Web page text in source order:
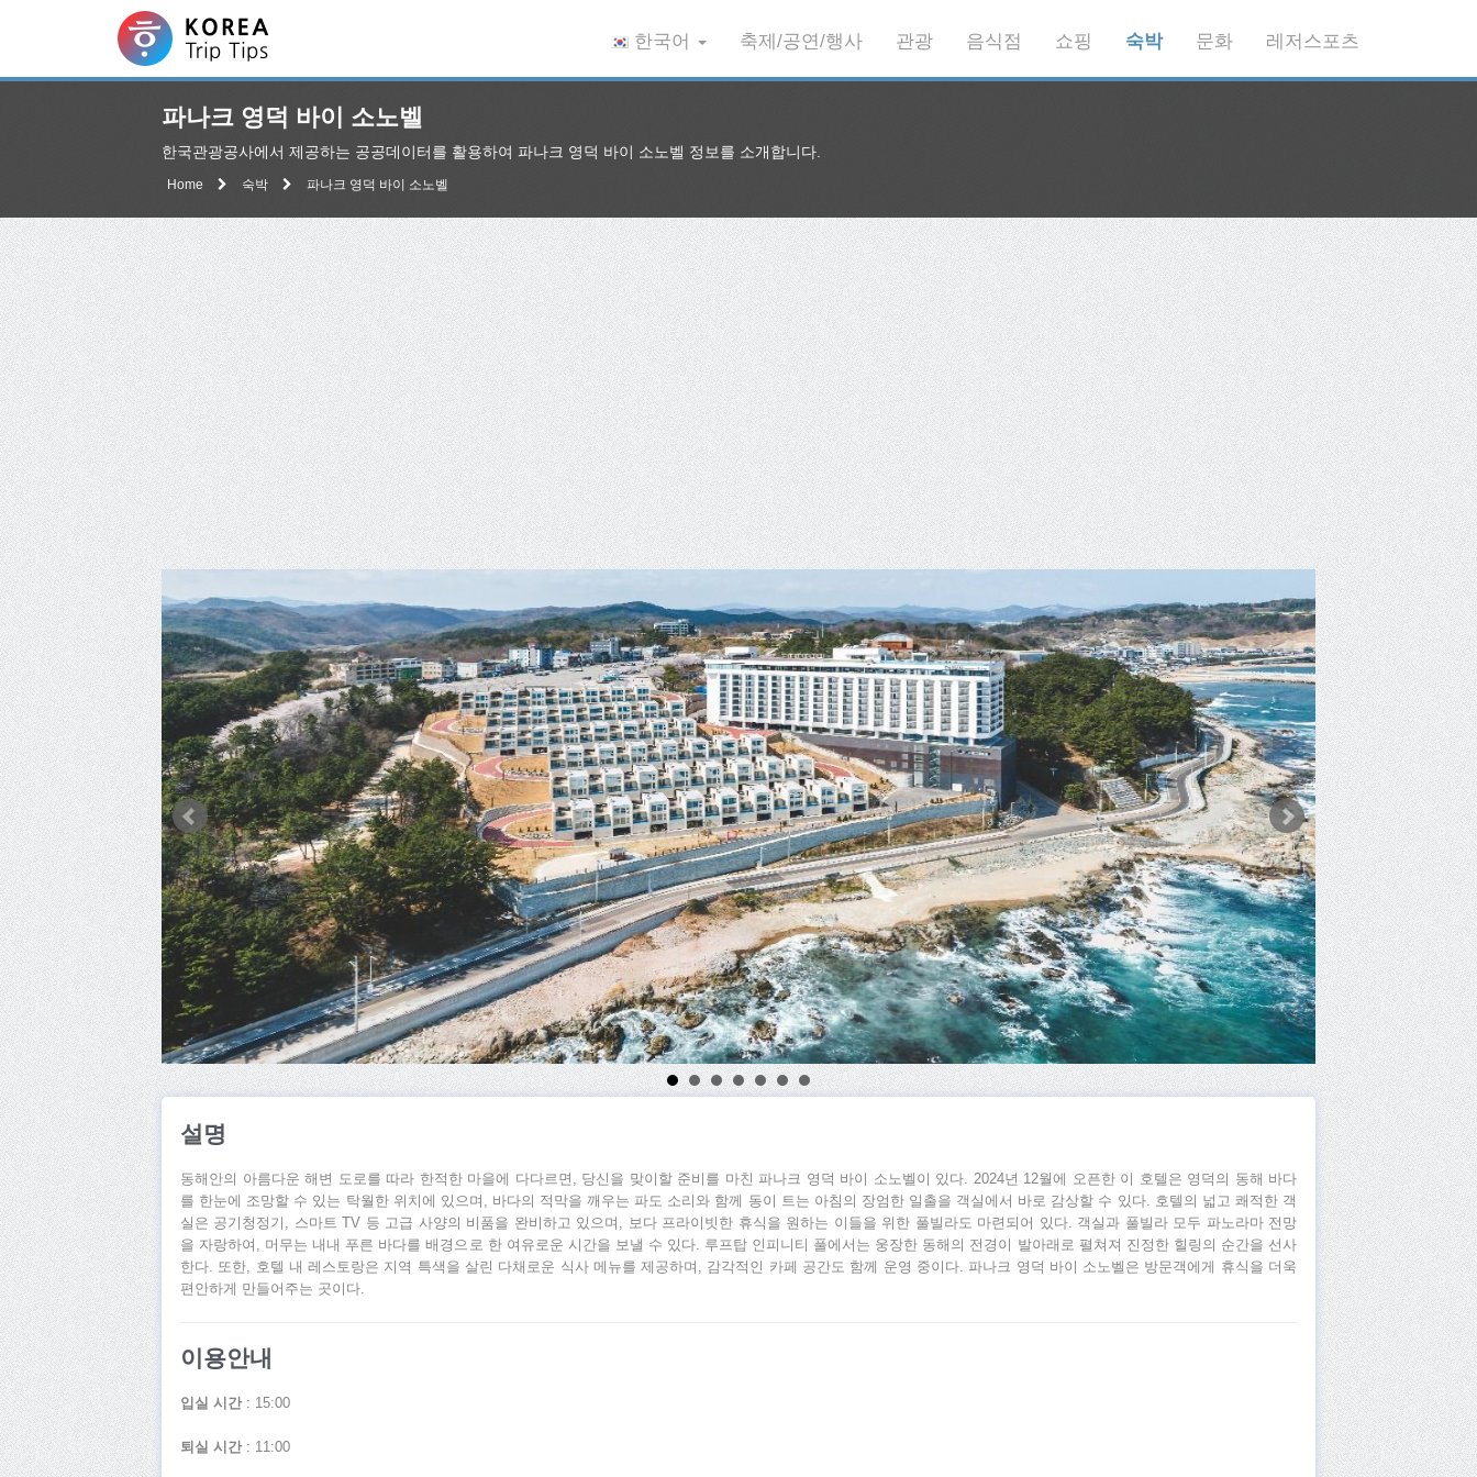
한국어 축제/공연/행사 관광 음식점 쇼핑 숙박 문화 레저스포츠
파나크 영덕 바이 소노벨
한국관광공사에서 제공하는 공공데이터를 활용하여 파나크 영덕 바이 소노벨 정보를 소개합니다.
Home 숙박 파나크 영덕 바이 소노벨
설명
동해안의 아름다운 해변 도로를 따라 한적한 마을에 다다르면, 당신을 맞이할 준비를 마친 파나크 영덕 바이 소노벨이 있다. 2024년 12월에 오픈한 이 호텔은 영덕의 동해 바다
를 한눈에 조망할 수 있는 탁월한 위치에 있으며, 바다의 적막을 깨우는 파도 소리와 함께 동이 트는 아침의 장엄한 일출을 객실에서 바로 감상할 수 있다. 호텔의 넓고 쾌적한 객
실은 공기청정기, 스마트 TV 등 고급 사양의 비품을 완비하고 있으며, 보다 프라이빗한 휴식을 원하는 이들을 위한 풀빌라도 마련되어 있다. 객실과 풀빌라 모두 파노라마 전망
을 자랑하여, 머무는 내내 푸른 바다를 배경으로 한 여유로운 시간을 보낼 수 있다. 루프탑 인피니티 풀에서는 웅장한 동해의 전경이 발아래로 펼쳐져 진정한 힐링의 순간을 선사
한다. 또한, 호텔 내 레스토랑은 지역 특색을 살린 다채로운 식사 메뉴를 제공하며, 감각적인 카페 공간도 함께 운영 중이다. 파나크 영덕 바이 소노벨은 방문객에게 휴식을 더욱
편안하게 만들어주는 곳이다.
이용안내
입실 시간 : 15:00
퇴실 시간 : 11:00